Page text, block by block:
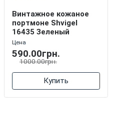
Винтажное кожаное
портмоне Shvigel
16435 Зеленый
Цена
590.00грн.
1000.00грн.
Купить